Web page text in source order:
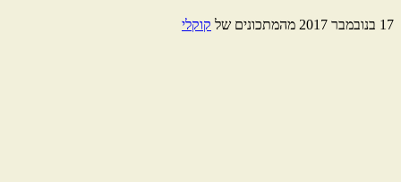
17 בנובמבר 2017 מהמתכונים של קוקלי